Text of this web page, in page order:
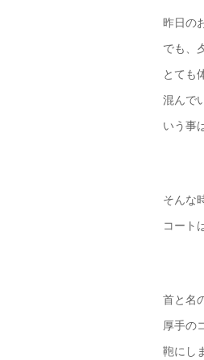
昨日の
でも、
とても
混んで
いう事
そんな
コート
首と名
厚手の
鞄にし